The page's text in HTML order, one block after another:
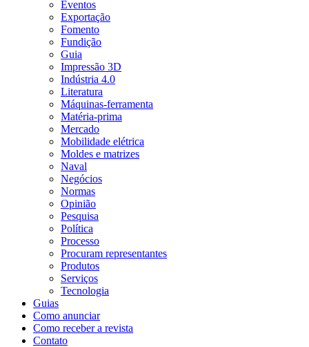
Eventos
Exportação
Fomento
Fundição
Guia
Impressão 3D
Indústria 4.0
Literatura
Máquinas-ferramenta
Matéria-prima
Mercado
Mobilidade elétrica
Moldes e matrizes
Naval
Negócios
Normas
Opinião
Pesquisa
Política
Processo
Procuram representantes
Produtos
Serviços
Tecnologia
Guias
Como anunciar
Como receber a revista
Contato